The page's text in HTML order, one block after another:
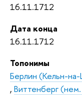
16.11.1712
Дата конца
16.11.1712
Топонимы
Берлин (Кельн-на-
, Виттенберг